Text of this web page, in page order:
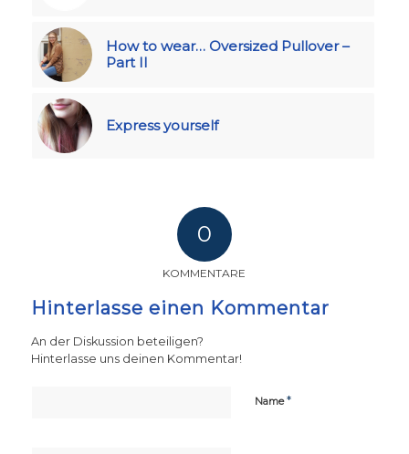
How to wear… Oversized Pullover –
Part II
Express yourself
0
KOMMENTARE
Hinterlasse einen Kommentar
An der Diskussion beteiligen?
Hinterlasse uns deinen Kommentar!
Name*